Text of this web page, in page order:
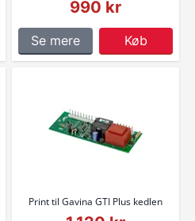
990 kr
Se mere Køb
Print til Gavina GTI Plus kedlen